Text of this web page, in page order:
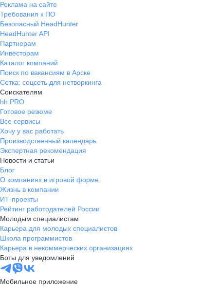
Реклама на сайте
Требования к ПО
Безопасный HeadHunter
HeadHunter API
Партнерам
Инвесторам
Каталог компаний
Поиск по вакансиям в Арске
Сетка: соцсеть для нетворкинга
Соискателям
hh PRO
Готовое резюме
Все сервисы
Хочу у вас работать
Производственный календарь
Экспертная рекомендация
Новости и статьи
Блог
О компаниях в игровой форме
Жизнь в компании
ИТ-проекты
Рейтинг работодателей России
Молодым специалистам
Карьера для молодых специалистов
Школа программистов
Карьера в некоммерческих организациях
Боты для уведомлений
Мобильное приложение